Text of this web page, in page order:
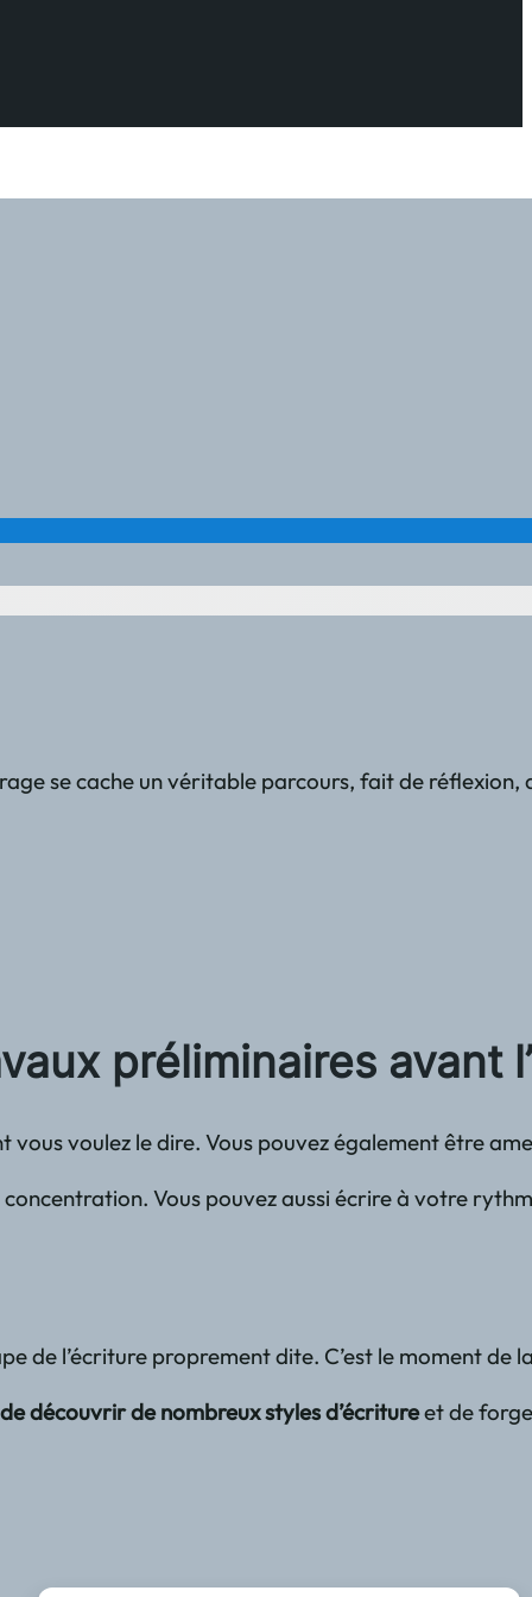
se cache un véritable parcours, fait de
préliminaires avant
voulez le dire. Vous pouvez également
Vous pouvez aussi écrire à votre
de l’écriture proprement dite. C’est le moment de
découvrir de nombreux styles d’écritureet de